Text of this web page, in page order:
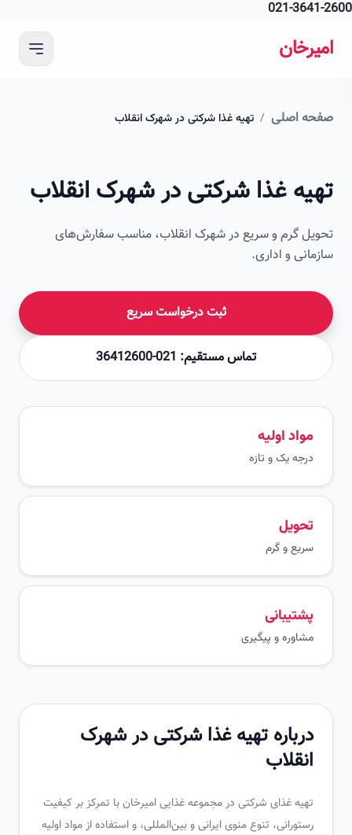
021-
اصلی / تهیه غذا شرکتی در شهرک انقلاب
غذا شرکتی در شهرک انقلاب
گرم و سریع در شهرک انقلاب، مناسب سفارش‌های
و اداری.
ثبت درخواست سریع
تماس مستقیم: 021-36412600
مواد اولیه
درجه یک و تازه
سریع و گرم
پشتیبانی
مشاوره و پیگیری
تصویر این صفحه به زودی اضافه می‌شود
درباره تهیه غذا شرکتی در شهرک
انقلاب
تهیه غذای شرکتی در مجموعه غذایی امیرخان با تمرکز بر کیفیت
رستورانی، تنوع منوی ایرانی و بین‌المللی، و استفاده از مواد اولیه